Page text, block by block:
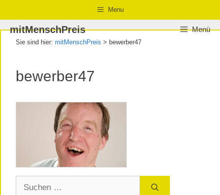
Inhalt
springen
Navigation
springen
Inhalt
springen
Menu
mitMenschPreis Menü
Sie sind hier: mitMenschPreis > bewerber47
bewerber47
nach: